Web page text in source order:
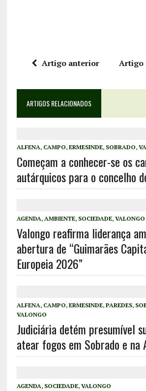
Artigo anterior Artigo
ARTIGOS RELACIONADOS
ALFENA, CAMPO, ERMESINDE, SOBRADO,
Começam a conhecer-se os
autárquicos para o concelho
AGENDA, AMBIENTE, SOCIEDADE, VALONGO
Valongo reafirma liderança
abertura de “Guimarães
Europeia 2026”
ALFENA, CAMPO, ERMESINDE, PAREDES,
VALONGO
Judiciária detém presumível
atear fogos em Sobrado e na
AGENDA, SOCIEDADE, VALONGO